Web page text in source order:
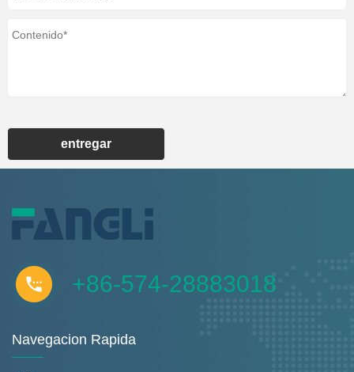
entregar
+86-574-28883018
Navegacion Rapida